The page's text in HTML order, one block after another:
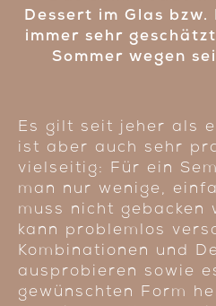
Dessert im Glas
immer sehr
Sommer wegen
Es gilt seit jeher als
ist aber auch sehr
vielseitig: Für ein
man nur wenige,
muss nicht gebacken
kann problemlos
Kombinationen und
ausprobieren sowie
gewünschten Form